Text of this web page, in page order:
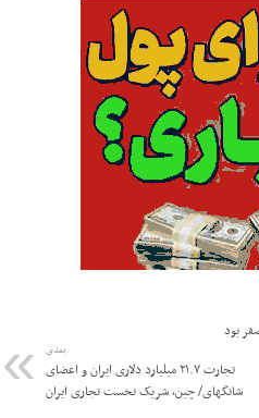
بود
بعدی
تجارت ۲۱.۷ میلیارد دلاری ایران و اعضای
شانگهای/ چین، شریک نخست تجاری ایران